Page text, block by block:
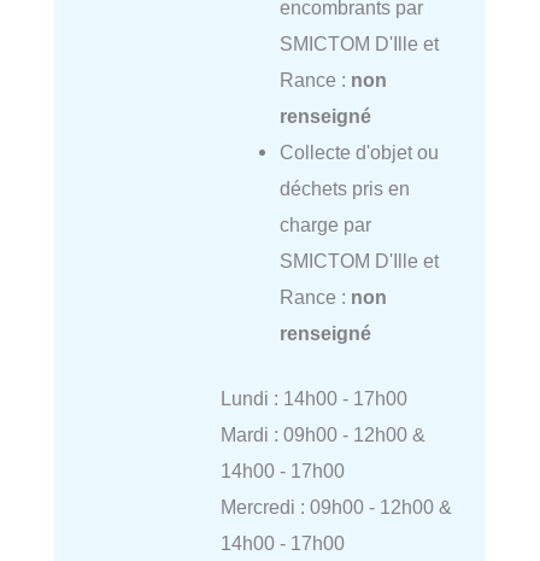
encombrants par
SMICTOM D'Ille et
Rance : non
renseigné
Collecte d'objet ou
déchets pris en
charge par
SMICTOM D'Ille et
Rance : non
renseigné
Lundi : 14h00 - 17h00
Mardi : 09h00 - 12h00 &
14h00 - 17h00
Mercredi : 09h00 - 12h00 &
14h00 - 17h00